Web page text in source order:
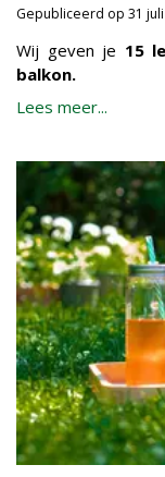
Gepubliceerd op 31
Wij geven je 15
balkon.
Lees meer...